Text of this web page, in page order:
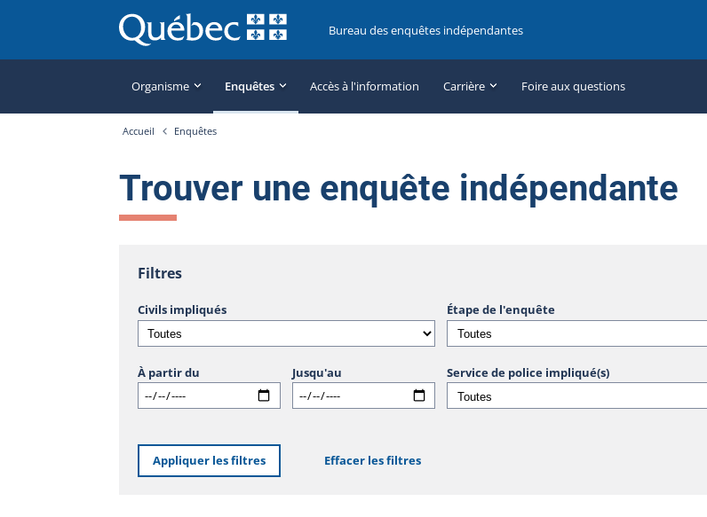
Bureau des enquêtes indépendantes
Organisme Enquêtes Accès à l'information Carrière Foire aux questions
Accueil Enquêtes
Trouver une enquête indépendante
Filtres
Civils impliqués Étape de l'enquête
À partir du Jusqu'au Service de police impliqué(s)
Appliquer les filtres Effacer les filtres